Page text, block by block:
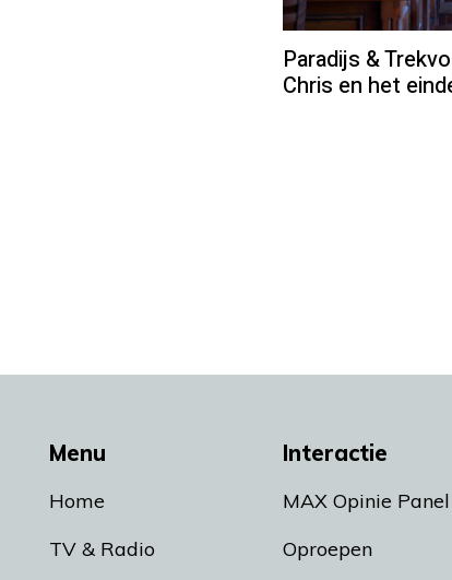
Paradijs &
Chris en het
Menu
Home
TV & Radio
Interactie
MAX Opinie Panel
Oproepen